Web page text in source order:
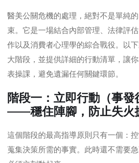
醫美公關危機的處理，絕對不是單純
束。它是一場結合內部管理、法律評
作以及消費者心理學的綜合戰役。以
大階段，並提供詳細的行動清單，讓
表操課，避免遺漏任何關鍵環節。
階段一：立即行動（事發
——穩住陣腳，防止失火
這個階段的最高指導原則只有一個：
蒐集決策所需的事實。此時還不需要